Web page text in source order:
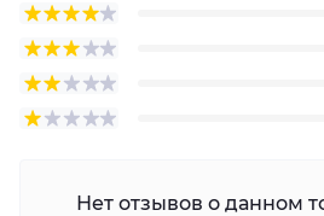
Нет отзывов о данном